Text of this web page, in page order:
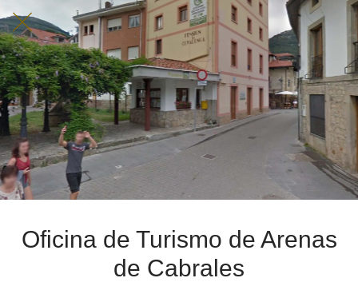
Oficina de Turismo de Arenas
de Cabrales